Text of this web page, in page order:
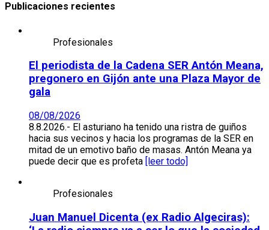
Publicaciones recientes
Profesionales
El periodista de la Cadena SER Antón Meana,
pregonero en Gijón ante una Plaza Mayor de
gala
08/08/2026
8.8.2026.- El asturiano ha tenido una ristra de guiños
hacia sus vecinos y hacia los programas de la SER en
mitad de un emotivo baño de masas. Antón Meana ya
puede decir que es profeta [leer todo]
Profesionales
Juan Manuel Dicenta (ex Radio Algeciras):